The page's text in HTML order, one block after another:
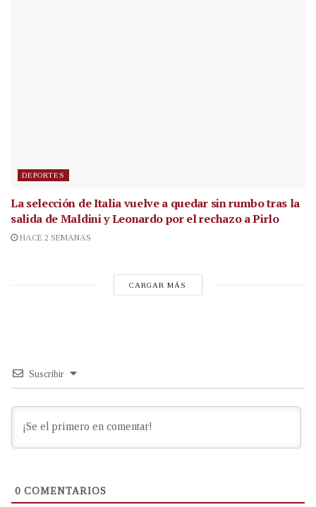
DEPORTES
La selección de Italia vuelve a quedar sin rumbo tras la
salida de Maldini y Leonardo por el rechazo a Pirlo
HACE 2 SEMANAS
CARGAR MÁS
Suscribir
0 COMENTARIOS